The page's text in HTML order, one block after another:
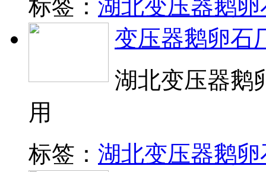
标签： 湖北变压器鹅卵
变压器鹅卵石
湖北变压器鹅
用
标签： 湖北变压器鹅卵